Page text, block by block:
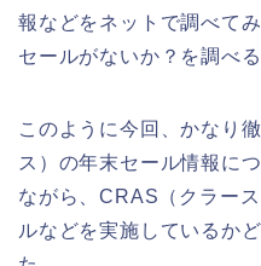
報などをネットで調べて
セールがないか？を調べ
このように今回、かなり
ス）の年末セール情報に
ながら、CRAS（クラー
ルなどを実施しているか